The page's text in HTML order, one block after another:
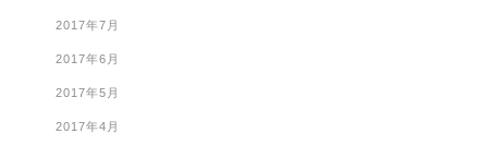
2017年7月
2017年6月
2017年5月
2017年4月